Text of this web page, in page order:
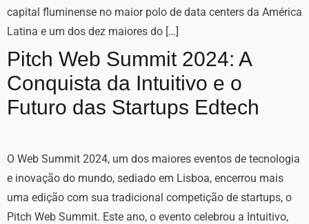
capital fluminense no maior polo de data centers da América
Latina e um dos dez maiores do […]
Pitch Web Summit 2024: A
Conquista da Intuitivo e o
Futuro das Startups Edtech
O Web Summit 2024, um dos maiores eventos de tecnologia
e inovação do mundo, sediado em Lisboa, encerrou mais
uma edição com sua tradicional competição de startups, o
Pitch Web Summit. Este ano, o evento celebrou a Intuitivo,